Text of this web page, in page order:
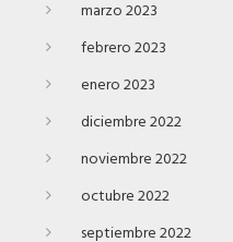
marzo 2023
febrero 2023
enero 2023
diciembre 2022
noviembre 2022
octubre 2022
septiembre 2022